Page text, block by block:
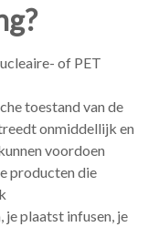
of PET
toestand van de
onmiddellijk en
voordoen
producten die
je plaatst infusen, je